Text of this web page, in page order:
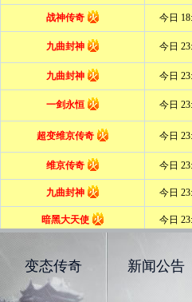
变态传奇 新闻公告